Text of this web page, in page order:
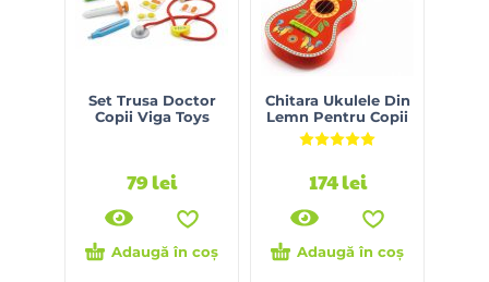
Set Trusa Doctor
Copii Viga Toys
79lei
Adaugă în coș
Chitara Ukulele Din
Lemn Pentru Copii
174lei
Adaugă în coș